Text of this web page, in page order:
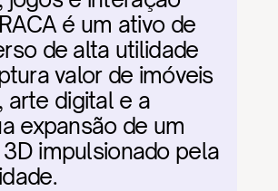
é um ativo de
de alta utilidade
valor de imóveis
arte digital e a
expansão de um
impulsionado pela